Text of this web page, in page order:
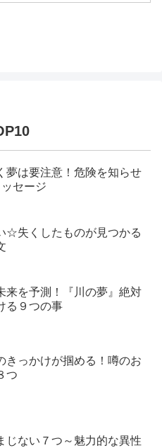
夢は要注意！危険を知らせ
セージ
☆失くしたものが見つかる
来を予測！『川の夢』絶対
る９つの事
きっかけが掴める！噂のお
つ
じない７つ～魅力的な異性